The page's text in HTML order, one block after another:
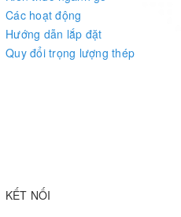
Các hoạt động
Hướng dẫn lắp đặt
Quy đổi trọng lượng thép
KẾT NỐI